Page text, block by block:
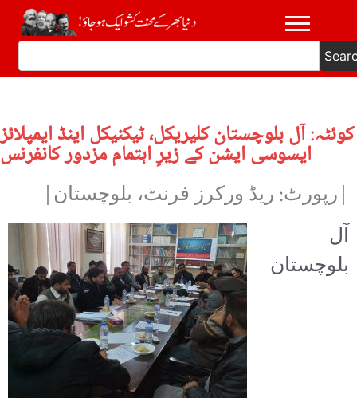
کوئٹہ: آل بلوچستان کلیریکل، ٹیکنیکل اینڈ ایمپلائز
ایسوسی ایشن کے زیرِ اہتمام مزدور کانفرنس
|رپورٹ: ریڈ ورکرز فرنٹ، بلوچستان|
آل
بلوچستان